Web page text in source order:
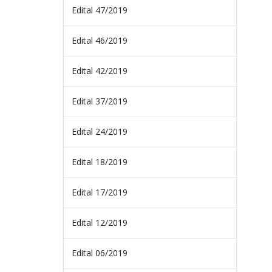
Edital 47/2019
Edital 46/2019
Edital 42/2019
Edital 37/2019
Edital 24/2019
Edital 18/2019
Edital 17/2019
Edital 12/2019
Edital 06/2019